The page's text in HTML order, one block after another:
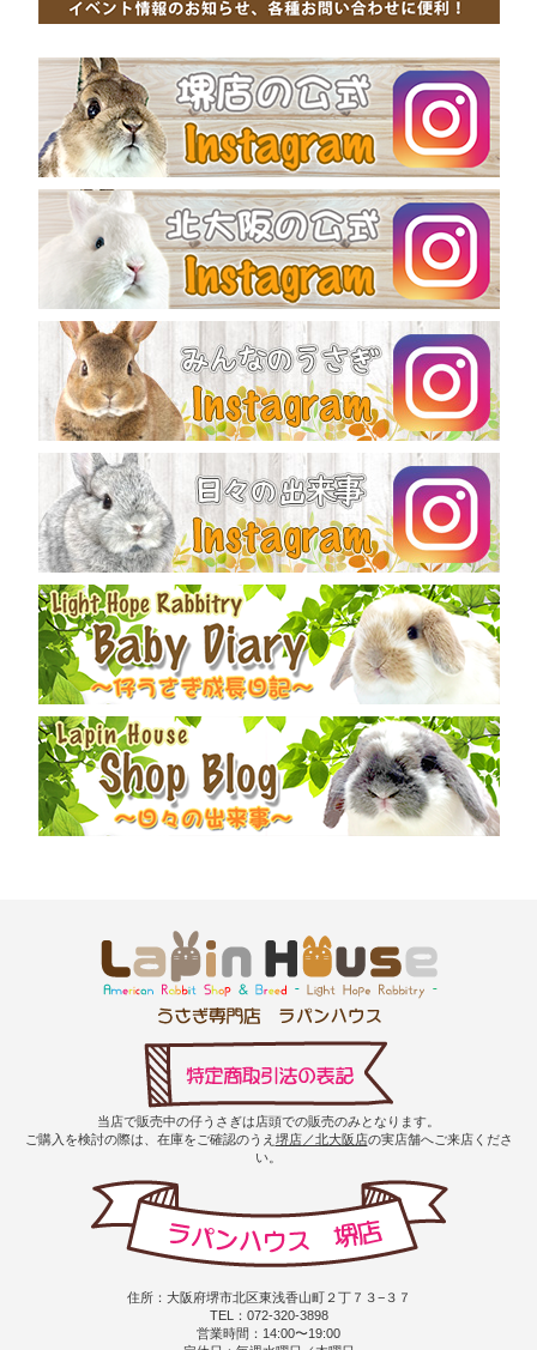
当店で販売中の仔うさぎは店頭での販売のみとなります。
ご購入を検討の際は、在庫をご確認のうえ 堺店／北大阪店の実店舗へご来店くださ
い。
住所：大阪府堺市北区東浅香山町２丁７３−３７
TEL：072-320-3898
営業時間：14:00〜19:00